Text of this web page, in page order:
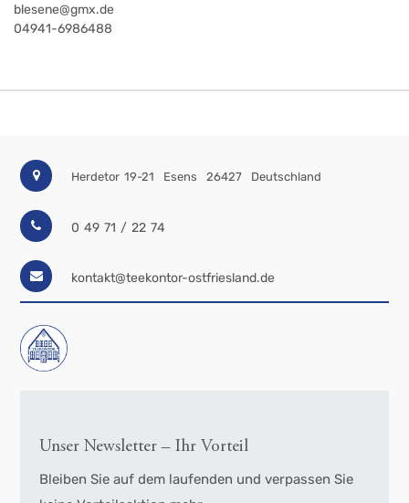
blesene@gmx.de
04941-6986488
Herdetor 19-21 Esens 26427 Deutschland
0 49 71 / 22 74
kontakt@teekontor-ostfriesland.de
Unser Newsletter – Ihr Vorteil
Bleiben Sie auf dem laufenden und verpassen Sie